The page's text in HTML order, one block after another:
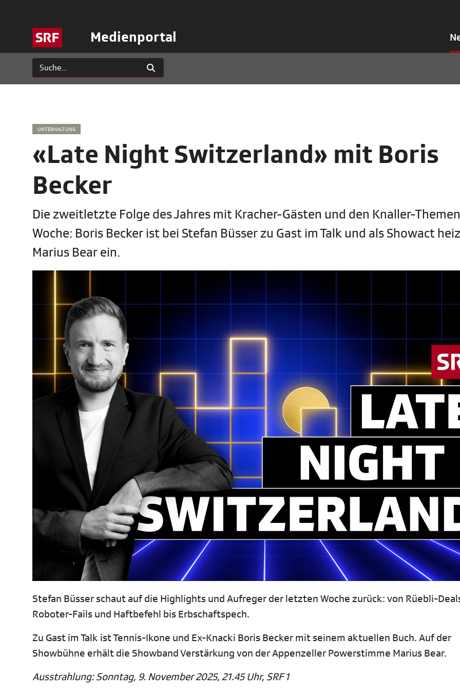
Medienportal
UNTERHALTUNG
«Late Night Switzerland» mit Boris
Becker
Die zweitletzte Folge des Jahres mit Kracher-Gästen und den Knaller-
Woche: Boris Becker ist bei Stefan Büsser zu Gast im Talk und als Showact
Marius Bear ein.
Stefan Büsser schaut auf die Highlights und Aufreger der letzten Woche zurück: von Rüebli-
Roboter-Fails und Haftbefehl bis Erbschaftspech.
Zu Gast im Talk ist Tennis-Ikone und Ex-Knacki Boris Becker mit seinem aktuellen Buch. Auf der
Showbühne erhält die Showband Verstärkung von der Appenzeller Powerstimme Marius Bear.
Ausstrahlung: Sonntag, 9. November 2025, 21.45 Uhr, SRF 1